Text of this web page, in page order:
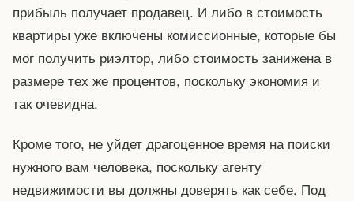
прибыль получает продавец. И либо в стоимость
квартиры уже включены комиссионные, которые бы
мог получить риэлтор, либо стоимость занижена в
размере тех же процентов, поскольку экономия и
так очевидна.
Кроме того, не уйдет драгоценное время на поиски
нужного вам человека, поскольку агенту
недвижимости вы должны доверять как себе. Под